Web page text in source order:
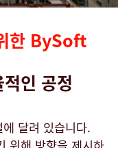
한 BySoft
인 공정
달려 있습니다.